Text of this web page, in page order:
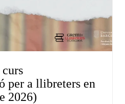
per a llibreters en
2026)